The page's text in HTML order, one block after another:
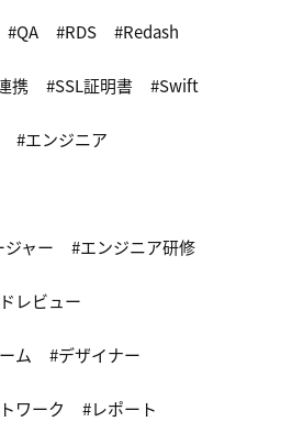
QA RDS Redash
携 SSL証明書 Swift
エンジニア
ャー エンジニア研修
レビュー
ム デザイナー
ワーク レポート